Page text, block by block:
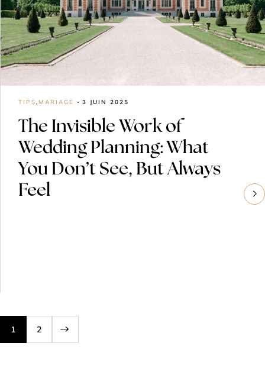
TIPS, MARIAGE 3 JUIN 2025
The Invisible Work of
Wedding Planning: What
You Don’t See, But Always
Feel
1 2